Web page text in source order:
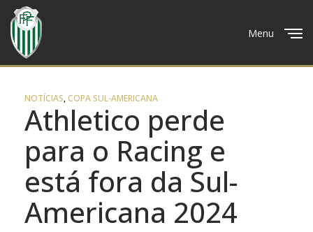
Menu
NOTÍCIAS,COPA SUL-AMERICANA
Athletico perde
para o Racing e
está fora da Sul-
Americana 2024